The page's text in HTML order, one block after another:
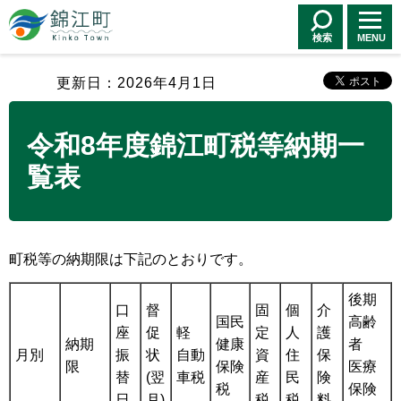
錦江町 Kinko
Town
検索 MENU
更新日：2026年4月1日
令和8年度錦江町税等納期一
覧表
町税等の納期限は下記のとおりです。
月別
納期
限
口
座
振
替
督
促
状
(翌
軽
自動
車税
国民
健康
保険
税
固
定
資
産
個
人
住
民
介
護
保
険
後期
高齢
者
医療
保険